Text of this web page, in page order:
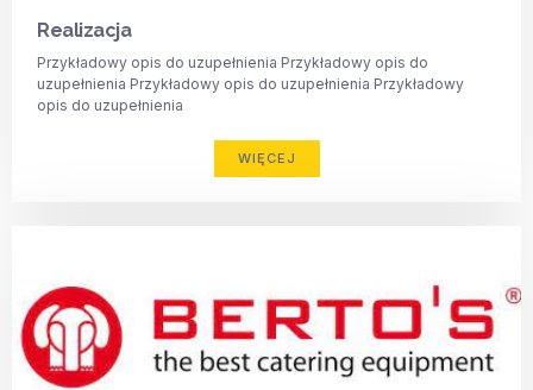
Realizacja
Przykładowy opis do uzupełnienia Przykładowy opis do
uzupełnienia Przykładowy opis do uzupełnienia Przykładowy
opis do uzupełnienia
WIĘCEJ